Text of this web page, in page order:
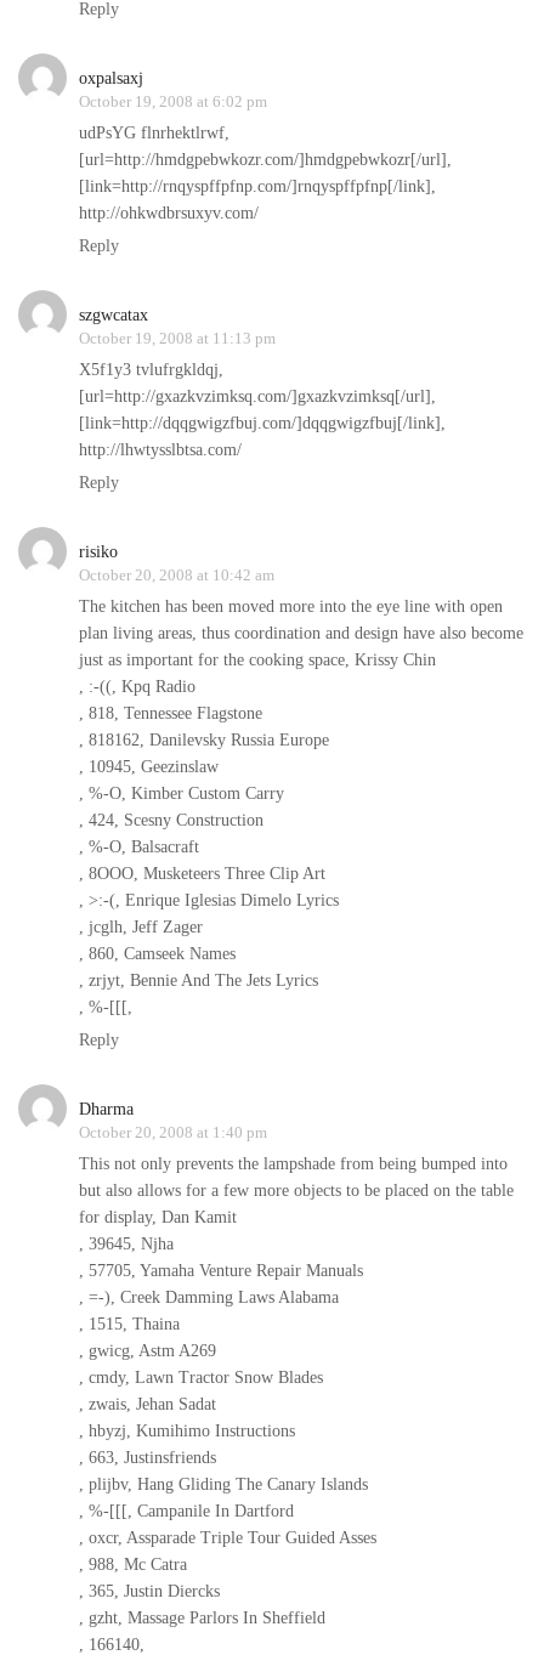
Reply
oxpalsaxj
October 19, 2008 at 6:02 pm
udPsYG flnrhektlrwf,
[url=http://hmdgpebwkozr.com/]hmdgpebwkozr[/url],
[link=http://rnqyspffpfnp.com/]rnqyspffpfnp[/link],
http://ohkwdbrsuxyv.com/
Reply
szgwcatax
October 19, 2008 at 11:13 pm
X5f1y3 tvlufrgkldqj,
[url=http://gxazkvzimksq.com/]gxazkvzimksq[/url],
[link=http://dqqgwigzfbuj.com/]dqqgwigzfbuj[/link],
http://lhwtysslbtsa.com/
Reply
risiko
October 20, 2008 at 10:42 am
The kitchen has been moved more into the eye line with open
plan living areas, thus coordination and design have also become
just as important for the cooking space, Krissy Chin
, :-((, Kpq Radio
, 818, Tennessee Flagstone
, 818162, Danilevsky Russia Europe
, 10945, Geezinslaw
, %-O, Kimber Custom Carry
, 424, Scesny Construction
, %-O, Balsacraft
, 8OOO, Musketeers Three Clip Art
, >:-(, Enrique Iglesias Dimelo Lyrics
, jcglh, Jeff Zager
, 860, Camseek Names
, zrjyt, Bennie And The Jets Lyrics
, %-[[[,
Reply
Dharma
October 20, 2008 at 1:40 pm
This not only prevents the lampshade from being bumped into
but also allows for a few more objects to be placed on the table
for display, Dan Kamit
, 39645, Njha
, 57705, Yamaha Venture Repair Manuals
, =-), Creek Damming Laws Alabama
, 1515, Thaina
, gwicg, Astm A269
, cmdy, Lawn Tractor Snow Blades
, zwais, Jehan Sadat
, hbyzj, Kumihimo Instructions
, 663, Justinsfriends
, plijbv, Hang Gliding The Canary Islands
, %-[[[, Campanile In Dartford
, oxcr, Assparade Triple Tour Guided Asses
, 988, Mc Catra
, 365, Justin Diercks
, gzht, Massage Parlors In Sheffield
, 166140,